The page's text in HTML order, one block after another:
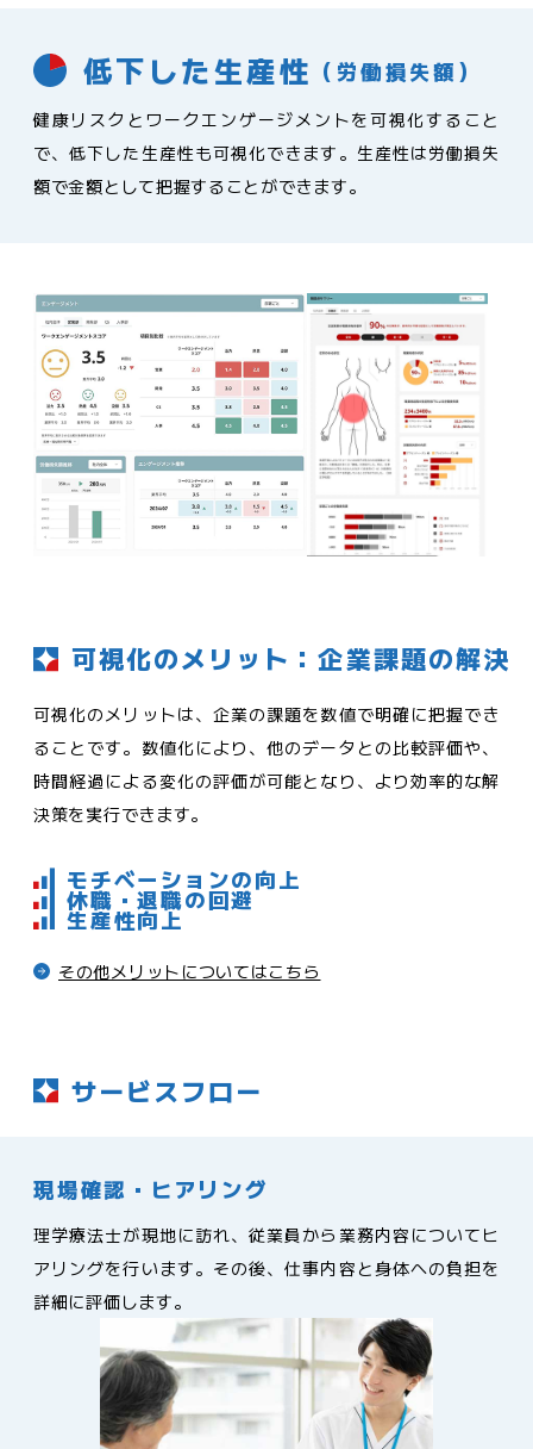
低下した生産性 （労働損失額）
健康リスクとワークエンゲージメントを可視化すること
で、低下した生産性も可視化できます。生産性は労働損失
額で金額として把握することができます。
可視化のメリット：企業課題の解決
可視化のメリットは、企業の課題を数値で明確に把握でき
ることです。数値化により、他のデータとの比較評価や、
時間経過による変化の評価が可能となり、より効率的な解
決策を実行できます。
モチベーションの向上
休職・退職の回避
生産性向上
その他メリットについてはこちら
サービスフロー
現場確認・ヒアリング
理学療法士が現地に訪れ、従業員から業務内容についてヒ
アリングを行います。その後、仕事内容と身体への負担を
詳細に評価します。